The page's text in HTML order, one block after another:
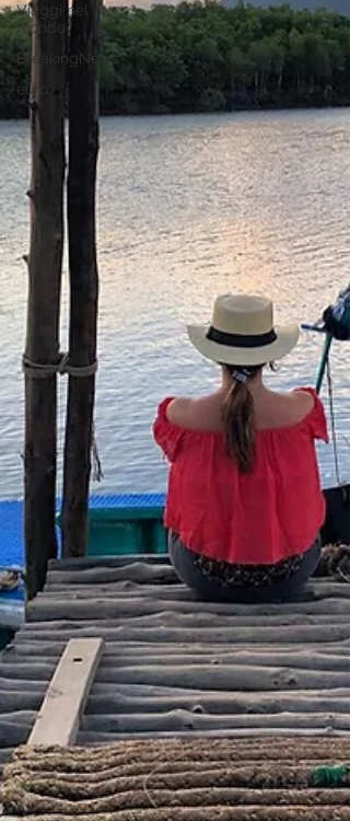
Viaggi nel
Mondo
BreakingNews
euro